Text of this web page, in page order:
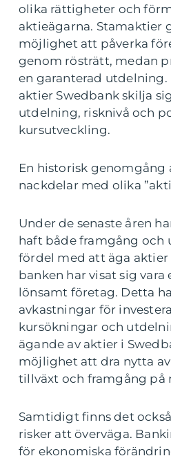
olika rättigheter och
aktieägarna. Stamaktier
möjlighet att påverka
genom rösträtt, medan
en garanterad utdelning.
aktier Swedbank skilja
utdelning, risknivå och
kursutveckling.
En historisk genomgång
nackdelar med olika
Under de senaste åren
haft både framgång och
fördel med att äga aktier
banken har visat sig
lönsamt företag. Detta
avkastningar för
kursökningar och
ägande av aktier i
möjlighet att dra nytta
tillväxt och framgång på
Samtidigt finns det
risker att överväga.
för ekonomiska